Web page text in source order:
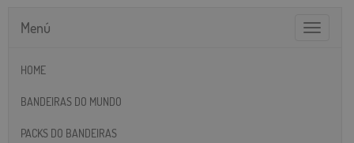
Toggle
Menú
HOME
BANDEIRAS DO MUNDO
PACKS DO BANDEIRAS